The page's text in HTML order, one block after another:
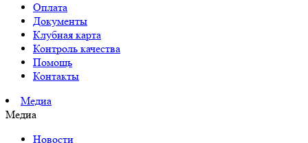
Оплата
Документы
Клубная карта
Контроль качества
Помощь
Контакты
Медиа
Медиа
Новости